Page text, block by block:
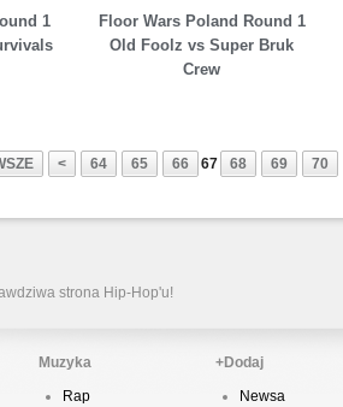
1
Floor Wars Poland Round 1
Old Foolz vs Super Bruk
Crew
< 64 65 66 67 68 69 70
strona Hip-Hop'u!
Muzyka
Rap
+Dodaj
Newsa